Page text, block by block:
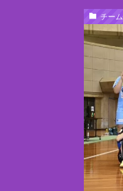
チー